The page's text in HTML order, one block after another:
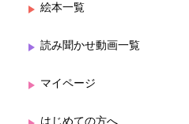
絵本一覧
読み聞かせ動画一覧
マイページ
はじめての方へ